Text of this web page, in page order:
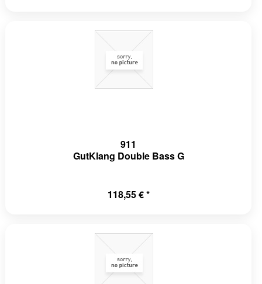
911
GutKlang Double Bass G
118,55 € *